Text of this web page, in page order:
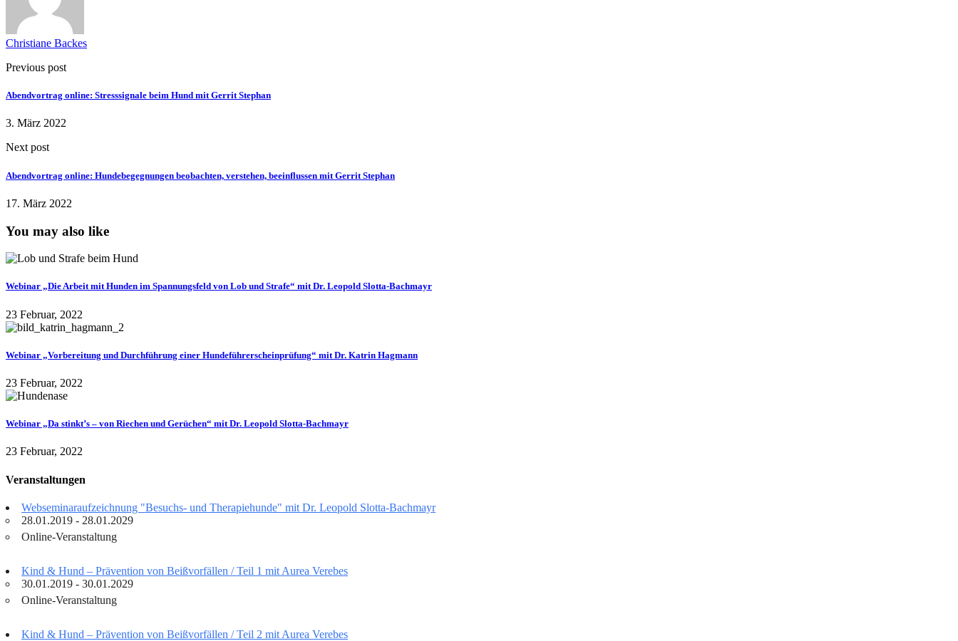
Christiane Backes
Previous post
Abendvortrag online: Stresssignale beim Hund mit Gerrit Stephan
3. März 2022
Next post
Abendvortrag online: Hundebegegnungen beobachten, verstehen, beeinflussen mit Gerrit Stephan
17. März 2022
You may also like
Webinar „Die Arbeit mit Hunden im Spannungsfeld von Lob und Strafe“ mit Dr. Leopold Slotta-Bachmayr
23 Februar, 2022
Webinar „Vorbereitung und Durchführung einer Hundeführerscheinprüfung“ mit Dr. Katrin Hagmann
23 Februar, 2022
Webinar „Da stinkt’s – von Riechen und Gerüchen“ mit Dr. Leopold Slotta-Bachmayr
23 Februar, 2022
Veranstaltungen
Webseminaraufzeichnung "Besuchs- und Therapiehunde" mit Dr. Leopold Slotta-Bachmayr
28.01.2019 - 28.01.2029
Online-Veranstaltung
Kind & Hund – Prävention von Beißvorfällen / Teil 1 mit Aurea Verebes
30.01.2019 - 30.01.2029
Online-Veranstaltung
Kind & Hund – Prävention von Beißvorfällen / Teil 2 mit Aurea Verebes